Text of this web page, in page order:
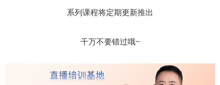
系列课程将定期更新推出
千万不要错过哦~